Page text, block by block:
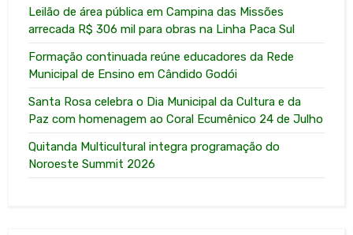
Leilão de área pública em Campina das Missões
arrecada R$ 306 mil para obras na Linha Paca Sul
Formação continuada reúne educadores da Rede
Municipal de Ensino em Cândido Godói
Santa Rosa celebra o Dia Municipal da Cultura e da
Paz com homenagem ao Coral Ecumênico 24 de Julho
Quitanda Multicultural integra programação do
Noroeste Summit 2026